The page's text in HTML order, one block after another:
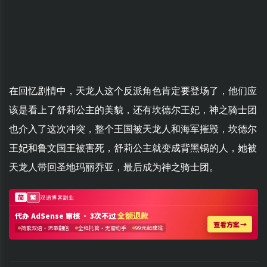
在回忆剧情中，天龙人这个反派角色肯定要登场了，他们应
该是看上了舒莉公主的美貌，还有坎德尔王妃，神之骑士团
也介入了这次冲突，整个王国被天龙人和海军摧毁，坎德尔
王妃和鲁文国王被害死，舒莉公主就变成背黑锅的人，她被
天龙人带回圣地玛丽乔亚，最后成为神之骑士团。